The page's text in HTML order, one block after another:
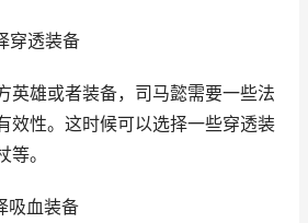
穿透装备
英雄或者装备，司马懿需要一些法
效性。这时候可以选择一些穿透装
。
吸血装备